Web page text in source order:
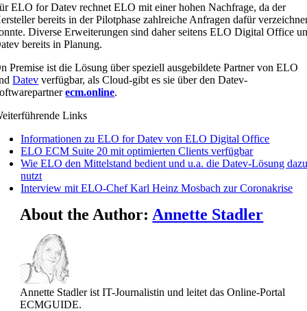
ELO for Datev rechnet ELO mit einer hohen Nachfrage, da der
bereits in der Pilotphase zahlreiche Anfragen dafür
Diverse Erweiterungen sind daher seitens ELO Digital Office
bereits in Planung.
Premise ist die Lösung über speziell ausgebildete Partner von ELO
Datev verfügbar, als Cloud-gibt es sie über den Datev-
ecm.online.
Links
Informationen zu ELO for Datev von ELO Digital Office
ELO ECM Suite 20 mit optimierten Clients verfügbar
Wie ELO den Mittelstand bedient und u.a. die Datev-Lösung
nutzt
Interview mit ELO-Chef Karl Heinz Mosbach zur Coronakrise
About the Author: Annette Stadler
Annette Stadler ist IT-Journalistin und leitet das Online-Portal
ECMGUIDE.